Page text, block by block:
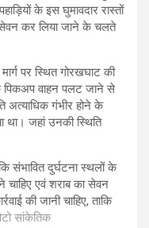
के इस घुमावदार रास्तों
सेवन कर लिया जाने के चलते
पर स्थित गोरखघाट की
पिकअप वाहन पलट जाने से
अत्याधिक गंभीर होने के
था। जहां उनकी स्थिति
संभावित दुर्घटना स्थलों के
चाहिए एवं शराब का सेवन
की जानी चाहिए, ताकि
सांकेतिक